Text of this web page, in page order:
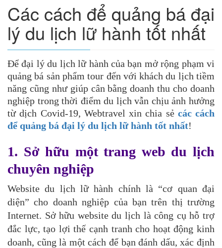
Các cách để quảng bá đại
lý du lịch lữ hành tốt nhất
Để đại lý du lịch lữ hành của bạn mở rộng phạm vi
quảng bá sản phẩm tour đến với khách du lịch tiềm
năng cũng như giúp cân bằng doanh thu cho doanh
nghiệp trong thời điểm du lịch vẫn chịu ảnh hưởng
từ dịch Covid-19, Webtravel xin chia sẻ các cách
để quảng bá đại lý du lịch lữ hành tốt nhất!
1. Sở hữu một trang web du lịch
chuyên nghiệp
Website du lịch lữ hành chính là “cơ quan đại
diện” cho doanh nghiệp của bạn trên thị trường
Internet. Sở hữu website du lịch là công cụ hỗ trợ
đắc lực, tạo lợi thế cạnh tranh cho hoạt động kinh
doanh, cũng là một cách để bạn đánh dấu, xác định